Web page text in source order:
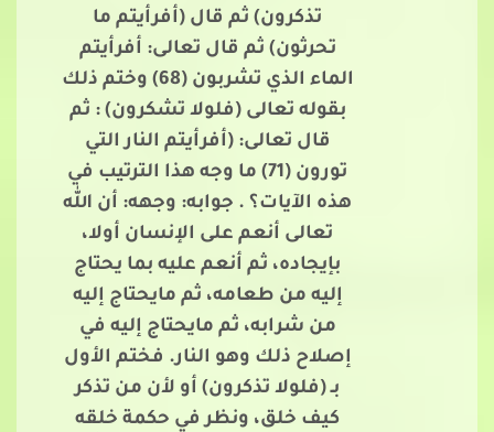
تذكرون) ثم قال (أفرأيتم ما
تحرثون) ثم قال تعالى: أفرأيتم
الماء الذي تشربون (68) وختم ذلك
بقوله تعالى (فلولا تشكرون) : ثم
قال تعالى: (أفرأيتم النار التي
تورون (71) ما وجه هذا الترتيب في
هذه الآيات؟ . جوابه: وجهه: أن الله
تعالى أنعم على الإنسان أولا،
بإيجاده، ثم أنعم عليه بما يحتاج
إليه من طعامه، ثم مايحتاج إليه
من شرابه، ثم مايحتاج إليه في
إصلاح ذلك وهو النار. فختم الأول
بـ (فلولا تذكرون) أو لأن من تذكر
كيف خلق، ونظر في حكمة خلقه